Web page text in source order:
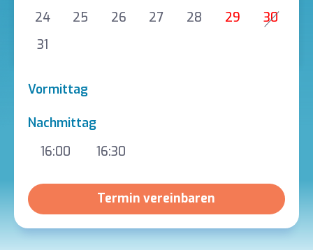
24
25 26 27 28 29
30
31
Vormittag
Nachmittag
16:00
16:30
Termin vereinbaren